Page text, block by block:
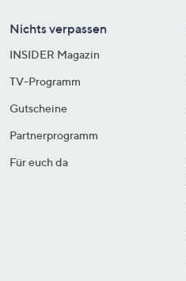
Nichts verpassen
INSIDER Magazin
TV-Programm
Gutscheine
Partnerprogramm
Für euch da